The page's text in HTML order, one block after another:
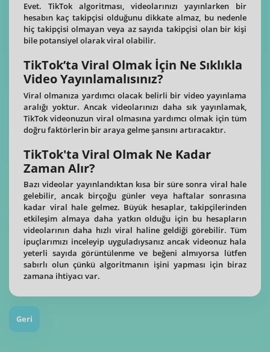
Evet. TikTok algoritması, videolarınızı yayınlarken bir
hesabın kaç takipçisi olduğunu dikkate almaz, bu nedenle
hiç takipçisi olmayan veya az sayıda takipçisi olan bir kişi
bile potansiyel olarak viral olabilir.
TikTok’ta Viral Olmak İçin Ne Sıklıkla
Video Yayınlamalısınız?
Viral olmanıza yardımcı olacak belirli bir video yayınlama
aralığı yoktur. Ancak videolarınızı daha sık yayınlamak,
TikTok videonuzun viral olmasına yardımcı olmak için tüm
doğru faktörlerin bir araya gelme şansını artıracaktır.
TikTok'ta Viral Olmak Ne Kadar
Zaman Alır?
Bazı videolar yayınlandıktan kısa bir süre sonra viral hale
gelebilir, ancak birçoğu günler veya haftalar sonrasına
kadar viral hale gelmez. Büyük hesaplar, takipçilerinden
etkileşim almaya daha yatkın olduğu için bu hesapların
videolarının daha hızlı viral haline geldiği görebilir. Tüm
ipuçlarımızı inceleyip uyguladıysanız ancak videonuz hala
yeterli sayıda görüntülenme ve beğeni almıyorsa lütfen
sabırlı olun çünkü algoritmanın işini yapması için biraz
zamana ihtiyacı var.
Geri